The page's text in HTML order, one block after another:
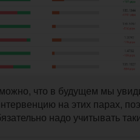
что в будущем мы
на этих парах,
надо учитывать